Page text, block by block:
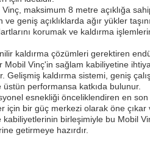
maksimum 8 metre açıklığa
geniş açıklıklarda ağır yükler
korumak ve kaldırma
kaldırma çözümleri gerektiren
Vinç'in sağlam kabiliyetine
kaldırma sistemi, geniş
performansa katkıda bulunur.
esnekliği önceliklendiren en
için bir güç merkezi olarak öne çıkar
birleşimiyle bu Mobil
getirmeye hazırdır.